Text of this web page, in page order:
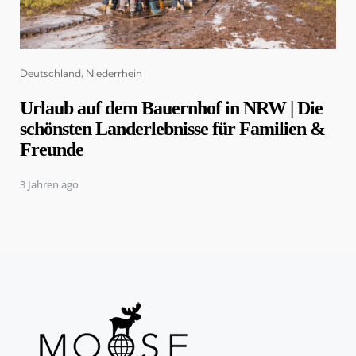
Categories
Deutschland Niederrhein
Urlaub auf dem Bauernhof in NRW | Die
schönsten Landerlebnisse für Familien &
Freunde
3 Jahren ago